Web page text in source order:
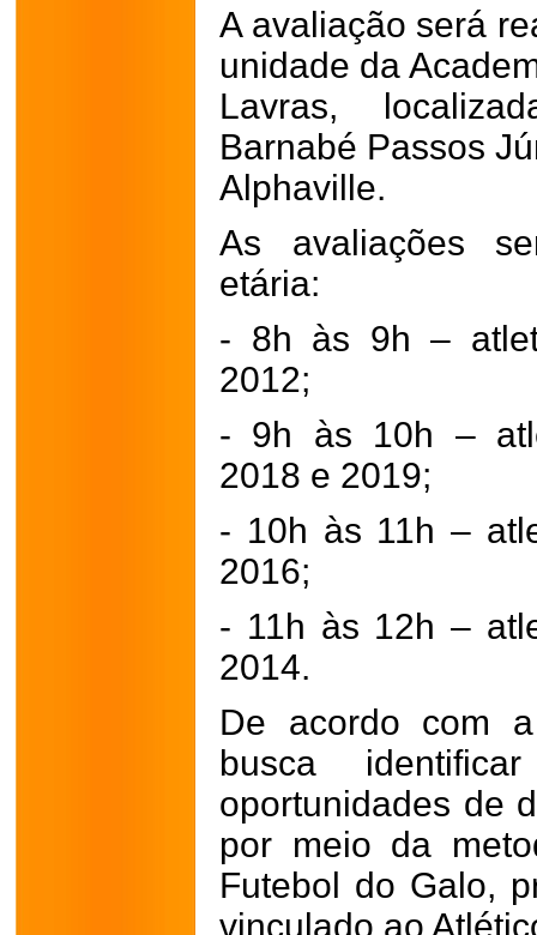
A avaliação será
unidade da
Lavras,
Barnabé Passos
Alphaville.
As avaliações
etária:
- 8h às 9h –
2012;
- 9h às 10h –
2018 e 2019;
- 10h às 11h –
2016;
- 11h às 12h –
2014.
De acordo com
busca
oportunidades de
por meio da
Futebol do Galo,
vinculado ao